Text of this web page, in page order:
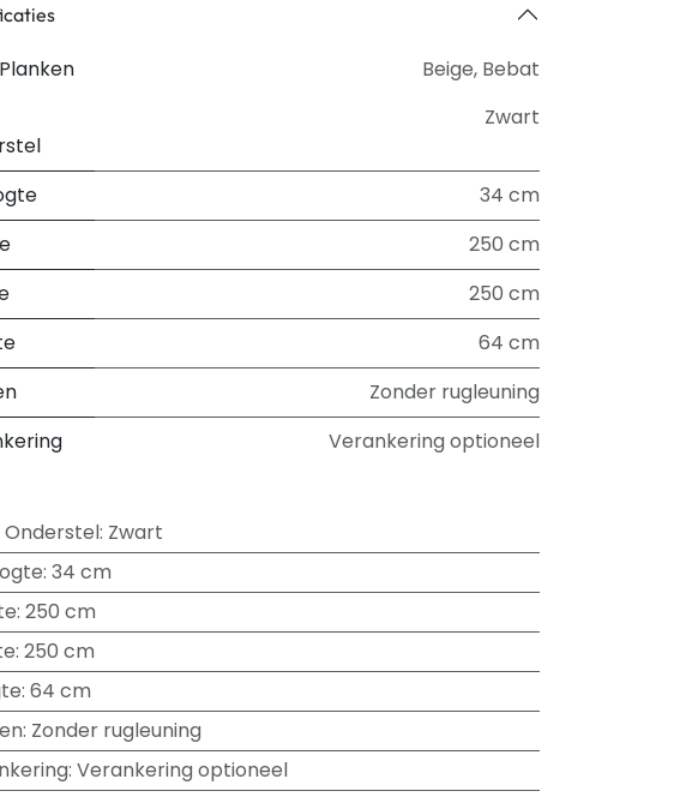
Beige, Bebat
Zwart
34 cm
250 cm
250 cm
64 cm
Zonder rugleuning
Verankering optioneel
Onderstel: Zwart
: 34 cm
: 250 cm
: 250 cm
: 64 cm
: Zonder rugleuning
: Verankering optioneel